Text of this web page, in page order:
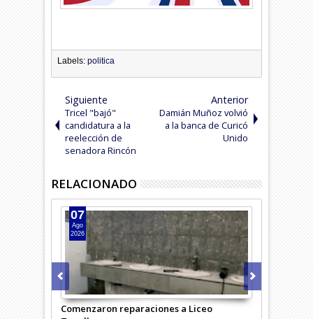
Labels:politica
Siguiente
Tricel "bajó"
candidatura a la
reelección de
senadora Rincón
Anterior
Damián Muñoz volvió
a la banca de Curicó
Unido
RELACIONADO
Comenzaron reparaciones a Liceo
07
Ago
2026